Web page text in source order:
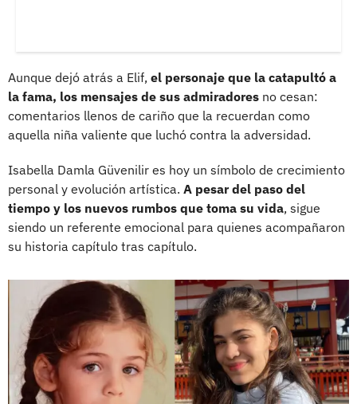
Aunque dejó atrás a Elif, el personaje que la catapultó a
la fama, los mensajes de sus admiradores no cesan:
comentarios llenos de cariño que la recuerdan como
aquella niña valiente que luchó contra la adversidad.
Isabella Damla Güvenilir es hoy un símbolo de crecimiento
personal y evolución artística. A pesar del paso del
tiempo y los nuevos rumbos que toma su vida, sigue
siendo un referente emocional para quienes acompañaron
su historia capítulo tras capítulo.